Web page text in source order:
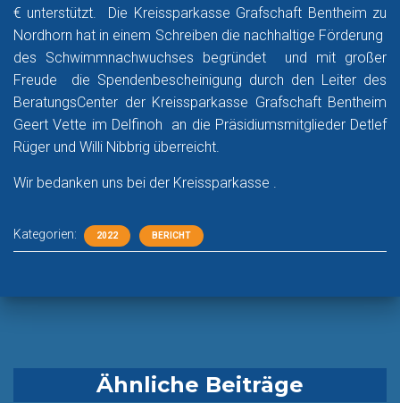
€ unterstützt. Die Kreissparkasse Grafschaft Bentheim zu
Nordhorn hat in einem Schreiben die nachhaltige Förderung
des Schwimmnachwuchses begründet und mit großer
Freude die Spendenbescheinigung durch den Leiter des
BeratungsCenter der Kreissparkasse Grafschaft Bentheim
Geert Vette im Delfinoh an die Präsidiumsmitglieder Detlef
Rüger und Willi Nibbrig überreicht.
Wir bedanken uns bei der Kreissparkasse .
Kategorien: 2022 BERICHT
Ähnliche Beiträge